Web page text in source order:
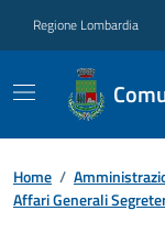
Regione Lombardia
Home /
Affari Generali